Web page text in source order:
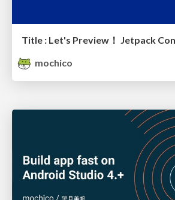
Title : Let's Preview！ Jetpack
mochico